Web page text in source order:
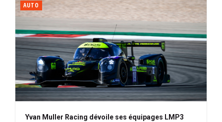
AUTO
Yvan Muller Racing dévoile ses équipages LMP3